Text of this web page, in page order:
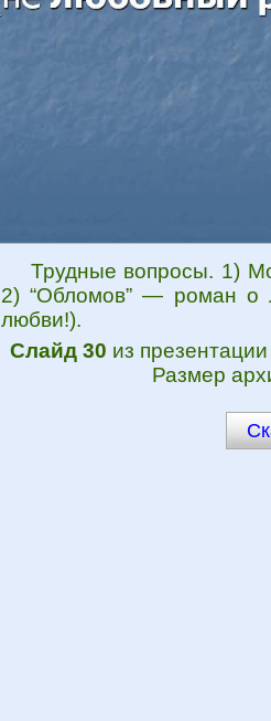
Трудные вопросы. 1)
2) “Обломов” — роман
любви!).
Слайд 30 из
Размер